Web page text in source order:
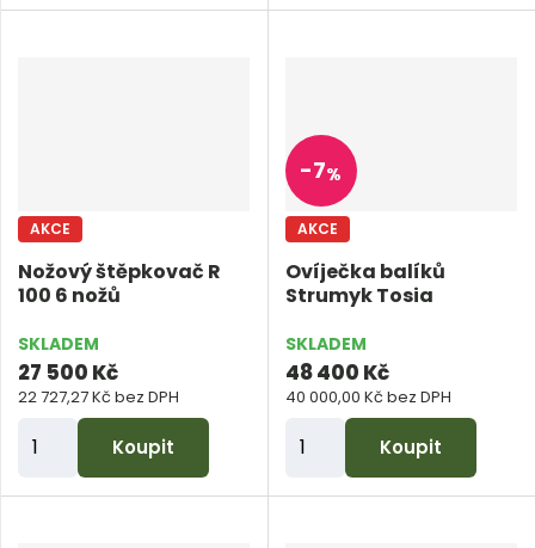
ě
č
e
t
ě
p
o
č
e
t
AKCE
Nožový štěpkovač R
100 6 nožů
27 500 Kč
22 727,27 Kč bez DPH
ě
Koupit
SKLADEM
-7%
AKCE
Ovíječka balíků
Strumyk Tosia
48 400 Kč
40 000,00 Kč bez DPH
ě
Koupit
SKLADEM